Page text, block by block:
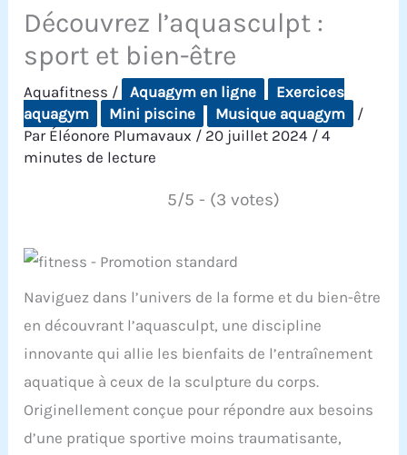
Découvrez l’aquasculpt :
sport et bien-être
Aquafitness / Aquagym en ligne
Exercices
aquagym
Mini piscine Musique aquagym
/
Par Éléonore Plumavaux / 20 juillet 2024 /4
minutes de lecture
5/5 - (3 votes)
Naviguez dans l’univers de la forme et du bien-être
en découvrant l’aquasculpt, une discipline
innovante qui allie les bienfaits de l’entraînement
aquatique à ceux de la sculpture du corps.
Originellement conçue pour répondre aux besoins
d’une pratique sportive moins traumatisante,